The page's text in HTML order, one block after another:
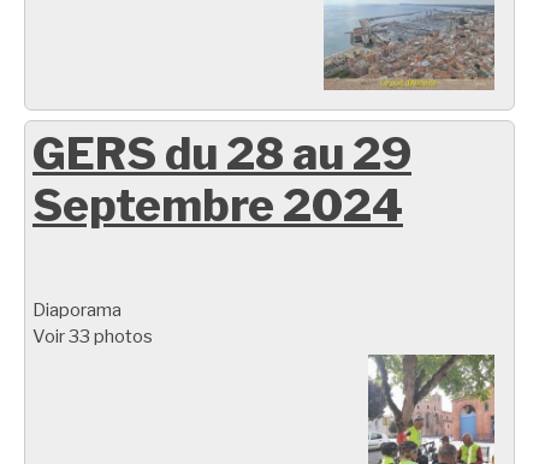
GERS du 28 au 29
Septembre 2024
Diaporama
Voir 33 photos